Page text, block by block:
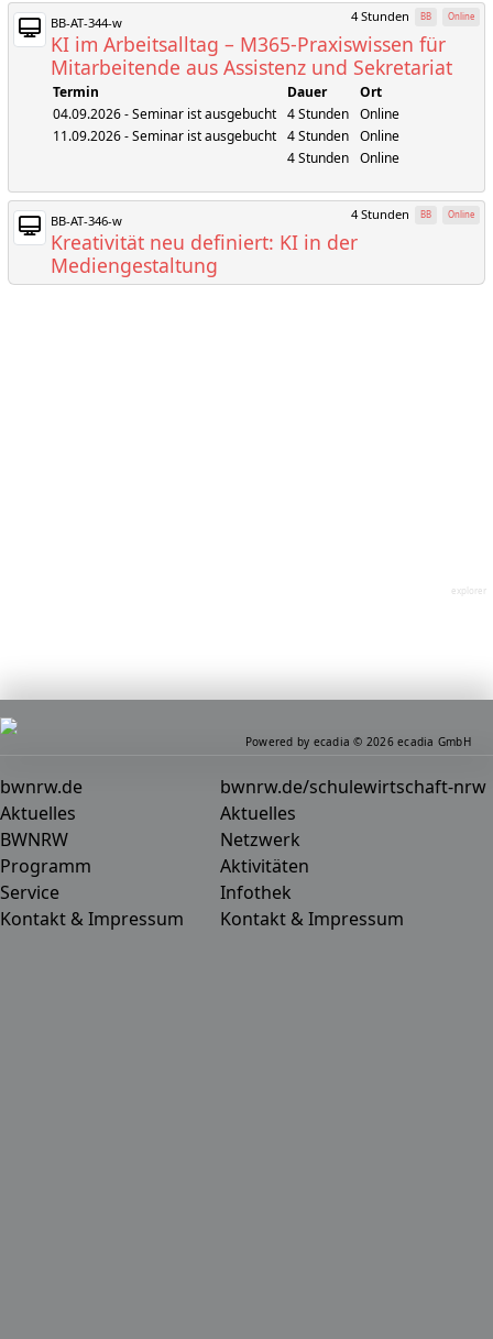
explorer
BB-AT-344-w 4 Stunden BB Online
KI im Arbeitsalltag – M365-Praxiswissen für
Mitarbeitende aus Assistenz und Sekretariat
Termin Dauer
Ort
04.09.2026 - Seminar ist ausgebucht
4 Stunden
Online
11.09.2026 - Seminar ist ausgebucht
4 Stunden
Online
4 Stunden
Online
BB-AT-346-w 4 Stunden BB Online
Kreativität neu definiert: KI in der
Mediengestaltung
bwnrw.de
Aktuelles
BWNRW
Programm
Service
Kontakt & Impressum
bwnrw.de/schulewirtschaft-nrw
Aktuelles
Netzwerk
Aktivitäten
Infothek
Kontakt & Impressum
Powered by ecadia © 2026 ecadia GmbH